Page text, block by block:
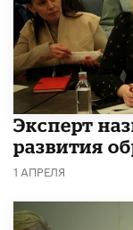
Эксперт
развития
1 АПРЕЛЯ